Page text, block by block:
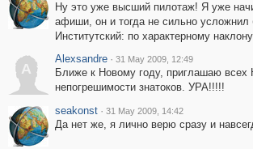
Ну это уже высший пилотаж! Я уже
афиши, он и тогда не сильно усложнил
Институтский: по характерному
A
Alexsandre · 31 May 2009, 12:49
Ближе к Новому году, приглашаю
непогрешимости знатоков. УРА!!!!!
seakonst · 31 May 2009, 14:42
Да нет же, я лично верю сразу и